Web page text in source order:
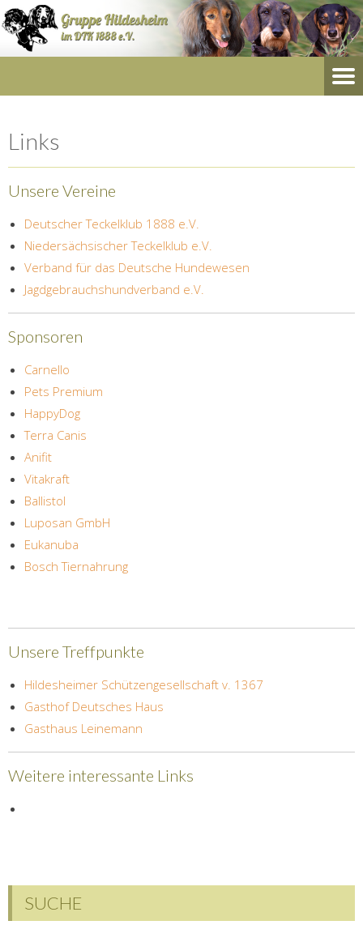
Links
Unsere Vereine
Deutscher Teckelklub 1888 e.V.
Niedersächsischer Teckelklub e.V.
Verband für das Deutsche Hundewesen
Jagdgebrauchshundverband e.V.
Sponsoren
Carnello
Pets Premium
HappyDog
Terra Canis
Anifit
Vitakraft
Ballistol
Luposan GmbH
Eukanuba
Bosch Tiernahrung
Unsere Treffpunkte
Hildesheimer Schützengesellschaft v. 1367
Gasthof Deutsches Haus
Gasthaus Leinemann
Weitere interessante Links
SUCHE